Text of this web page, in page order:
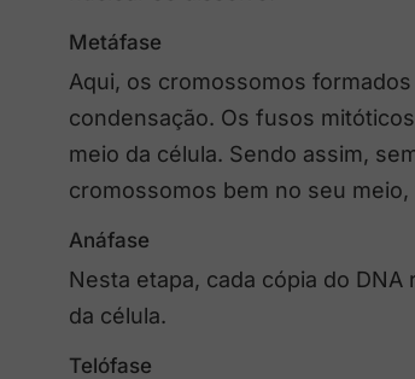
Metáfase
Aqui, os cromossomos
condensação. Os fusos
meio da célula. Sendo assim,
cromossomos bem no seu
Anáfase
Nesta etapa, cada cópia do
da célula.
Telófase